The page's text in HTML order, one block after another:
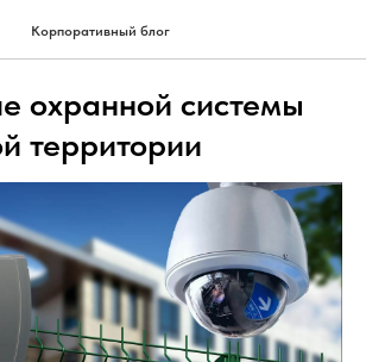
Корпоративный блог
охранной системы
территории